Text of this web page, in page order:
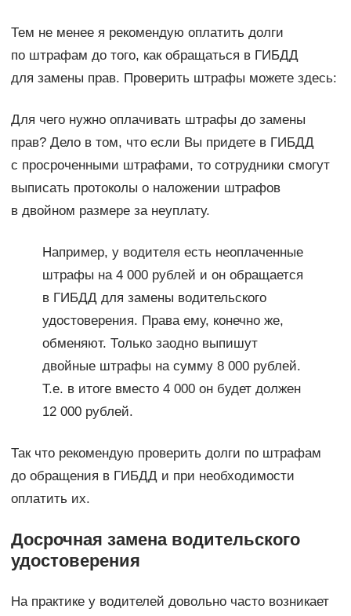
Тем не менее я рекомендую оплатить долги
по штрафам до того, как обращаться в ГИБДД
для замены прав. Проверить штрафы можете здесь:
Для чего нужно оплачивать штрафы до замены
прав? Дело в том, что если Вы придете в ГИБДД
с просроченными штрафами, то сотрудники смогут
выписать протоколы о наложении штрафов
в двойном размере за неуплату.
Например, у водителя есть неоплаченные
штрафы на 4 000 рублей и он обращается
в ГИБДД для замены водительского
удостоверения. Права ему, конечно же,
обменяют. Только заодно выпишут
двойные штрафы на сумму 8 000 рублей.
Т.е. в итоге вместо 4 000 он будет должен
12 000 рублей.
Так что рекомендую проверить долги по штрафам
до обращения в ГИБДД и при необходимости
оплатить их.
Досрочная замена водительского
удостоверения
На практике у водителей довольно часто возникает